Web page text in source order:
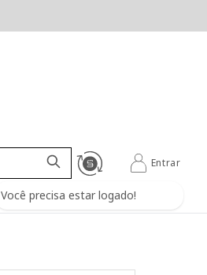
Você precisa estar logado!
Entrar